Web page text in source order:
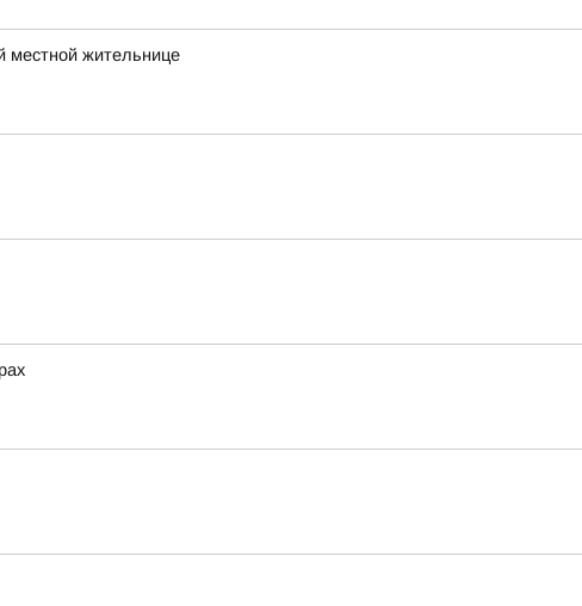
местной жительнице